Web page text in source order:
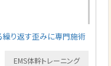
り返す歪みに専門施術
EMS体幹トレーニング